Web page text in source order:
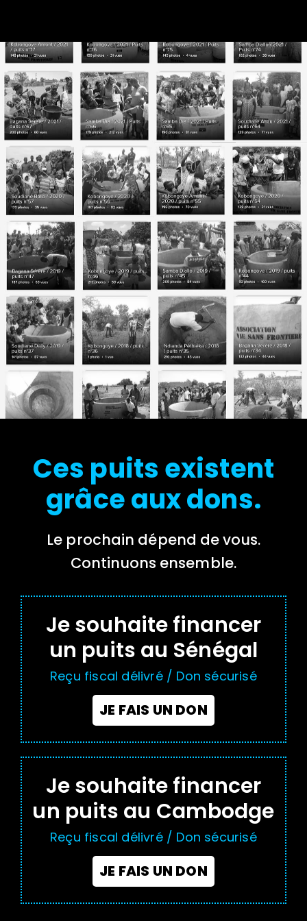
Ces puits existent
grâce aux dons.
Le prochain dépend de vous.
Continuons ensemble.
Je souhaite financer
un puits au Sénégal
Reçu fiscal délivré / Don sécurisé
JE FAIS UN DON
Je souhaite financer
un puits au Cambodge
Reçu fiscal délivré / Don sécurisé
JE FAIS UN DON